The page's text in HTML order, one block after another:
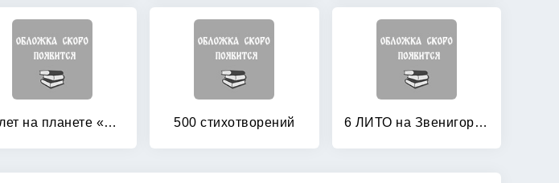
40 лет на планете «Поэзия»: сборник итогов по жизни 2005-2010 500 стихотворений 6 ЛИТО на Звенигородской